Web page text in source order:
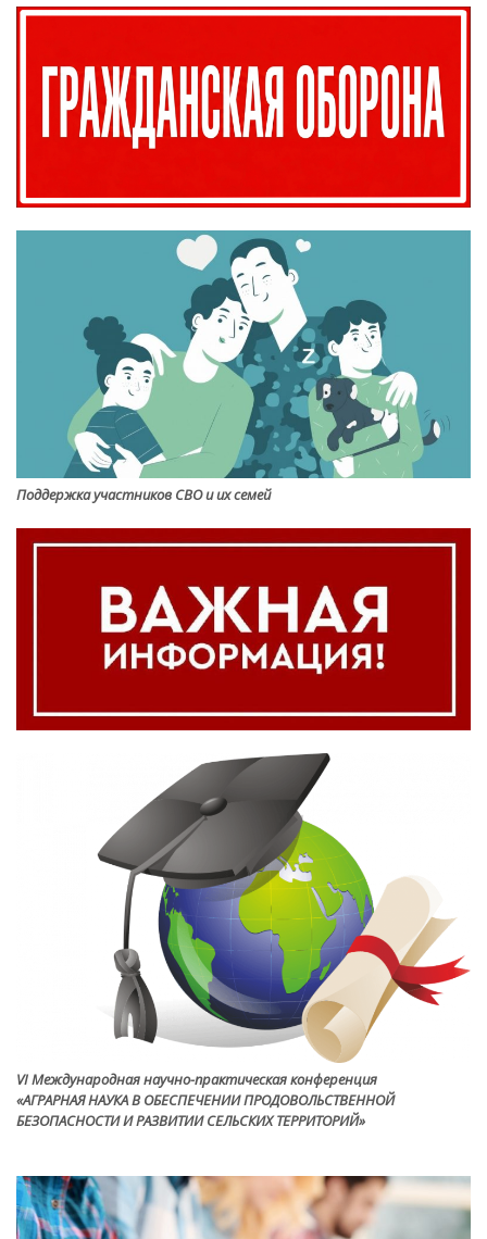
Поддержка участников СВО и их семей
VI Международная научно-практическая конференция
«АГРАРНАЯ НАУКА В ОБЕСПЕЧЕНИИ ПРОДОВОЛЬСТВЕННОЙ
БЕЗОПАСНОСТИ И РАЗВИТИИ СЕЛЬСКИХ ТЕРРИТОРИЙ»